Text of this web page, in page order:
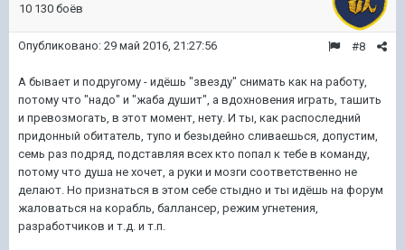
10 130 боёв
#8
Опубликовано: 29 май 2016, 21:27:56
А бывает и подругому - идёшь "звезду" снимать как на работу,
потому что "надо" и "жаба душит", а вдохновения играть, ташить
и превозмогать, в этот момент, нету. И ты, как распоследний
придонный обитатель, тупо и безыдейно сливаешься, допустим,
семь раз подряд, подставляя всех кто попал к тебе в команду,
потому что душа не хочет, а руки и мозги соответственно не
делают. Но признаться в этом себе стыдно и ты идёшь на форум
жаловаться на корабль, баллансер, режим угнетения,
разработчиков и т.д. и т.п.